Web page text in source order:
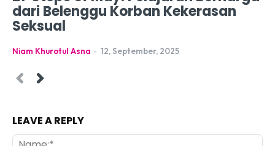
dari Belenggu Korban Kekerasan
Seksual
Niam Khurotul Asna - 12, September, 2025
LEAVE A REPLY